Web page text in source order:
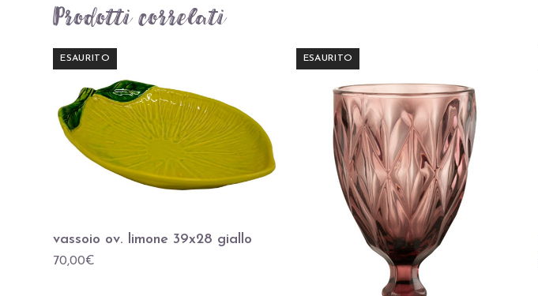
Prodotti correlati
ESAURITO
vassoio ov. limone 39x28 giallo
70,00€
ESAURITO